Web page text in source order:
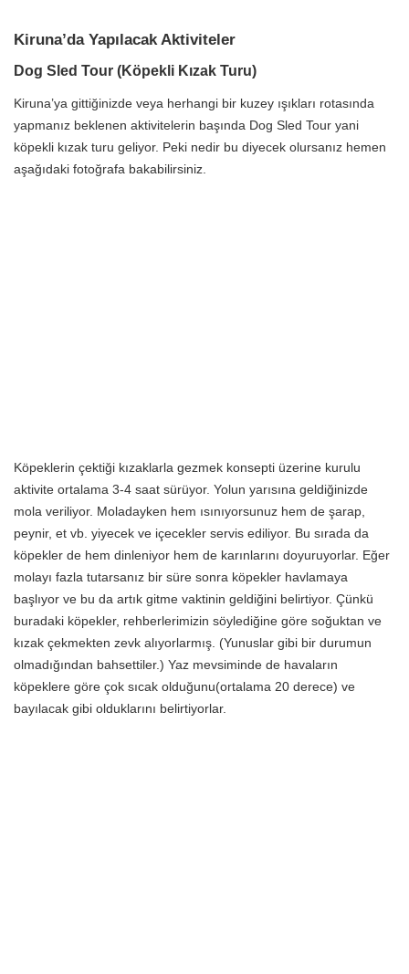
Kiruna’da Yapılacak Aktiviteler
Dog Sled Tour (Köpekli Kızak Turu)
Kiruna’ya gittiğinizde veya herhangi bir kuzey ışıkları rotasında
yapmanız beklenen aktivitelerin başında Dog Sled Tour yani
köpekli kızak turu geliyor. Peki nedir bu diyecek olursanız hemen
aşağıdaki fotoğrafa bakabilirsiniz.
Köpeklerin çektiği kızaklarla gezmek konsepti üzerine kurulu
aktivite ortalama 3-4 saat sürüyor. Yolun yarısına geldiğinizde
mola veriliyor. Moladayken hem ısınıyorsunuz hem de şarap,
peynir, et vb. yiyecek ve içecekler servis ediliyor. Bu sırada da
köpekler de hem dinleniyor hem de karınlarını doyuruyorlar. Eğer
molayı fazla tutarsanız bir süre sonra köpekler havlamaya
başlıyor ve bu da artık gitme vaktinin geldiğini belirtiyor. Çünkü
buradaki köpekler, rehberlerimizin söylediğine göre soğuktan ve
kızak çekmekten zevk alıyorlarmış. (Yunuslar gibi bir durumun
olmadığından bahsettiler.) Yaz mevsiminde de havaların
köpeklere göre çok sıcak olduğunu(ortalama 20 derece) ve
bayılacak gibi olduklarını belirtiyorlar.